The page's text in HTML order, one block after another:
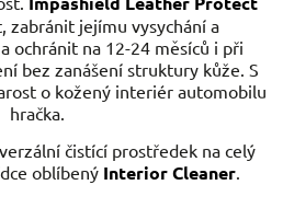
zabránit jejímu vysychání a
ochránit na 12-24 měsíců i při
bez zanášení struktury kůže. S
o kožený interiér automobilu
hračka.
čistící prostředek na celý
oblíbený Interior Cleaner.